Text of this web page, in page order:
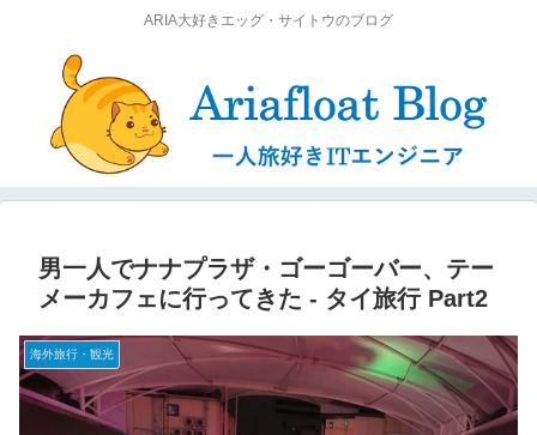
ARIA大好きエッグ・サイトウのブログ
男一人でナナプラザ・ゴーゴーバー、テー
メーカフェに行ってきた ‐ タイ旅行 Part2
海外旅行・観光